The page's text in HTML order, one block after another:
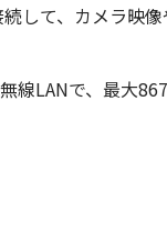
して、カメラ映
線LANで、最大